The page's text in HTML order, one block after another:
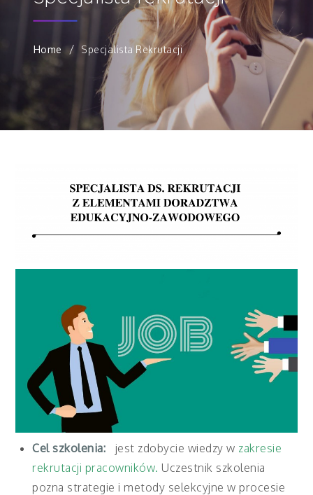
Home Specjalista Rekrutacji
Cel szkolenia: jest zdobycie wiedzy w zakresie
rekrutacji pracowników. Uczestnik szkolenia
pozna strategie i metody selekcyjne w procesie